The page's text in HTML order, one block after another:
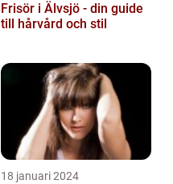
Frisör i Älvsjö - din guide
till hårvård och stil
18 januari 2024